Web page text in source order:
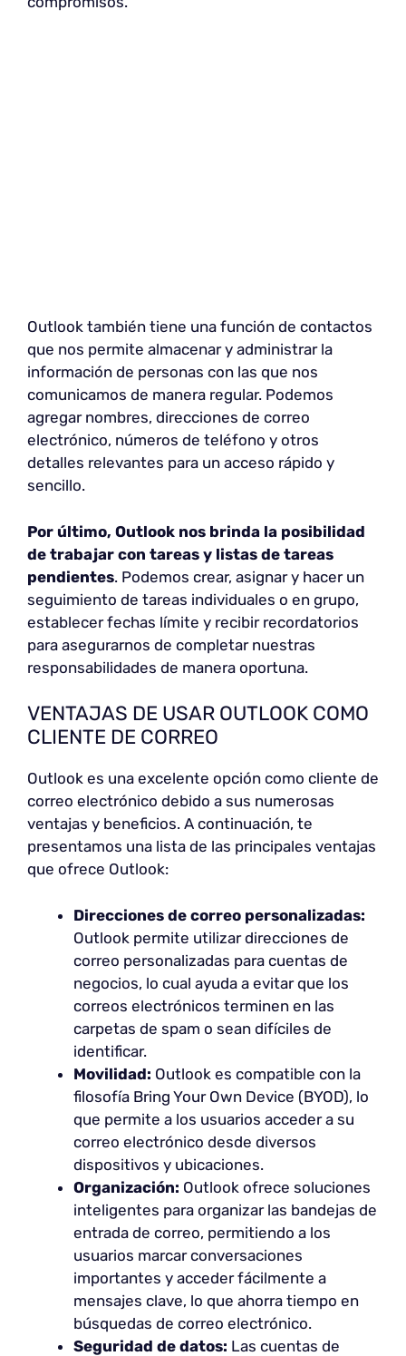
Outlook también tiene una función de contactos
que nos permite almacenar y administrar la
información de personas con las que nos
comunicamos de manera regular. Podemos
agregar nombres, direcciones de correo
electrónico, números de teléfono y otros
detalles relevantes para un acceso rápido y
sencillo.
Por último, Outlook nos brinda la posibilidad
de trabajar con tareas y listas de tareas
pendientes. Podemos crear, asignar y hacer un
seguimiento de tareas individuales o en grupo,
establecer fechas límite y recibir recordatorios
para asegurarnos de completar nuestras
responsabilidades de manera oportuna.
VENTAJAS DE USAR OUTLOOK COMO
CLIENTE DE CORREO
Outlook es una excelente opción como cliente de
correo electrónico debido a sus numerosas
ventajas y beneficios. A continuación, te
presentamos una lista de las principales ventajas
que ofrece Outlook:
Direcciones de correo personalizadas:
Outlook permite utilizar direcciones de
correo personalizadas para cuentas de
negocios, lo cual ayuda a evitar que los
correos electrónicos terminen en las
carpetas de spam o sean difíciles de
identificar.
Movilidad: Outlook es compatible con la
filosofía Bring Your Own Device (BYOD), lo
que permite a los usuarios acceder a su
correo electrónico desde diversos
dispositivos y ubicaciones.
Organización: Outlook ofrece soluciones
inteligentes para organizar las bandejas de
entrada de correo, permitiendo a los
usuarios marcar conversaciones
importantes y acceder fácilmente a
mensajes clave, lo que ahorra tiempo en
búsquedas de correo electrónico.
Seguridad de datos: Las cuentas de